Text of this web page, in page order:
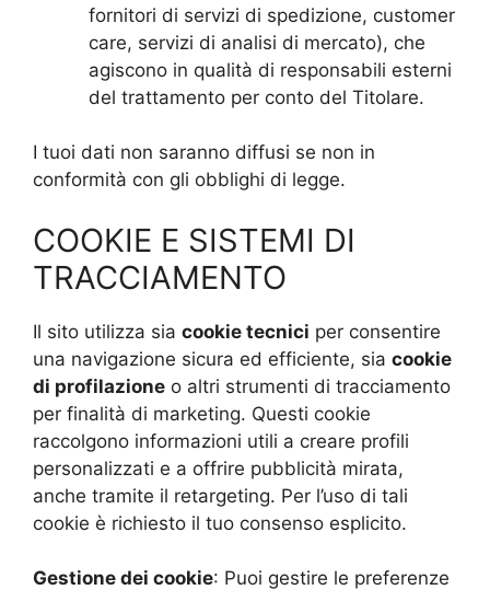
fornitori di servizi di spedizione, customer
care, servizi di analisi di mercato), che
agiscono in qualità di responsabili esterni
del trattamento per conto del Titolare.
I tuoi dati non saranno diffusi se non in
conformità con gli obblighi di legge.
COOKIE E SISTEMI DI
TRACCIAMENTO
Il sito utilizza sia cookie tecnici per consentire
una navigazione sicura ed efficiente, sia cookie
di profilazione o altri strumenti di tracciamento
per finalità di marketing. Questi cookie
raccolgono informazioni utili a creare profili
personalizzati e a offrire pubblicità mirata,
anche tramite il retargeting. Per l’uso di tali
cookie è richiesto il tuo consenso esplicito.
Gestione dei cookie: Puoi gestire le preferenze